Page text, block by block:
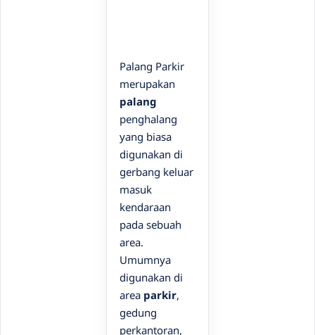
Palang Parkir
merupakan
palang
penghalang
yang biasa
digunakan di
gerbang keluar
masuk
kendaraan
pada sebuah
area.
Umumnya
digunakan di
area parkir,
gedung
perkantoran,